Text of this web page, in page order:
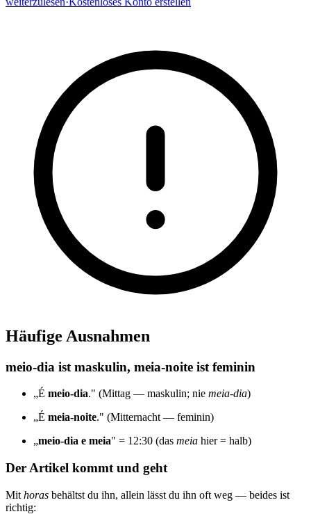
Häufige Ausnahmen
meio-dia ist maskulin, meia-noite ist feminin
„É meio-dia." (Mittag — maskulin; nie meia-dia)
„É meia-noite." (Mitternacht — feminin)
„meio-dia e meia" = 12:30 (das meia hier = halb)
Der Artikel kommt und geht
Mit horas behältst du ihn, allein lässt du ihn oft weg — beides ist
richtig: